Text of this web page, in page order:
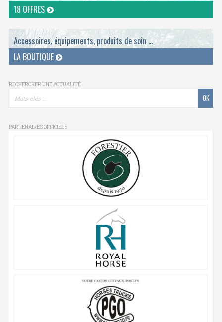
18 OFFRES
Accessoires, équipements, produits de soin ...
LA BOUTIQUE
RECHERCHER UNE ACTUALITÉ
PARTENAIRES OFFICIELS